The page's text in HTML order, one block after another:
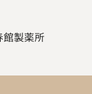
館製薬所